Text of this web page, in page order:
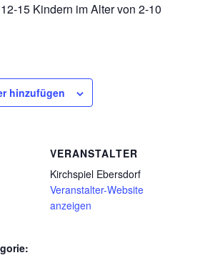
15 Kindern im Alter von 2-10
hinzufügen
VERANSTALTER
Kirchspiel Ebersdorf
Veranstalter-Website
anzeigen